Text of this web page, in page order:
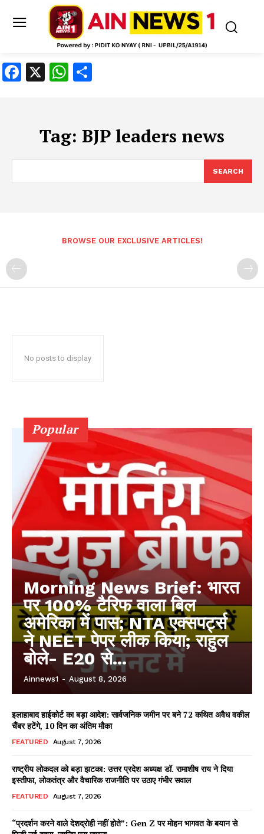
Facebook
X WhatsApp
Tag: BJP leaders news
SEARCH
BROWSE OUR EXCLUSIVE ARTICLES!
No posts to display
Popular
Morning News Brief: भारत
पर 100% टैरिफ वाला बिल
अमेरिका में पास; NTA एक्सपर्ट्स
ने NEET पेपर लीक किया; राहुल
बोले- E20 से...
Ainnews1 - August 8, 2026
इलाहाबाद हाईकोर्ट का बड़ा आदेश: सार्वजनिक जमीन पर बने 72 कथित अवैध वकील
चैंबर हटेंगे, 10 दिन का अंतिम मौका
FEATURED August 7, 2026
राष्ट्रीय लोकदल को बड़ा झटका: उत्तर प्रदेश अध्यक्ष डॉ. रामाशीष राय ने दिया
इस्तीफा, लोकतंत्र और वैचारिक राजनीति पर उठाए गंभीर सवाल
FEATURED August 7, 2026
“प्रदर्शन करने वाले देशद्रोही नहीं होते”: Gen Z पर मोहन भागवत के बयान से